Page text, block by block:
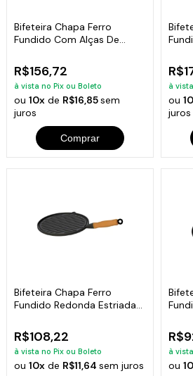
Bifeteira Chapa Ferro
Fundido Com Alças De
R$156,72
à vista no Pix ou Boleto
ou10x de R$16,85sem
juros
Comprar
à
ou
juros
Bifeteira Chapa Ferro
Fundido Redonda Estriada
R$108,22
à vista no Pix ou Boleto
ou10x de R$11,64sem juros
à
ou